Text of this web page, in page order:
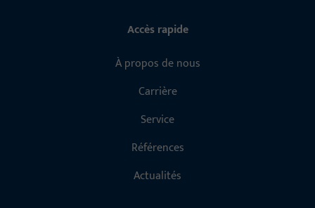
Accès rapide
À propos de nous
Carrière
Service
Références
Actualités